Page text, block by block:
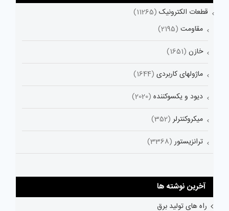
قطعات الکترونیک (11265)
مقاومت (2195)
خازن (1651)
ماژولهای کاربردی (1644)
دیود و یکسوکننده (2020)
میکروکنترلر (352)
ترانزیستور (3368)
آخرین نوشته ها
راه های تولید برق